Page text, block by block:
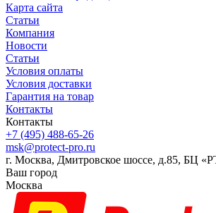
Карта сайта
Статьи
Компания
Новости
Статьи
Условия оплаты
Условия доставки
Гарантия на товар
Контакты
Контакты
+7 (495) 488-65-26
msk@protect-pro.ru
г. Москва, Дмитровское шоссе, д.85, БЦ
Ваш город
Москва